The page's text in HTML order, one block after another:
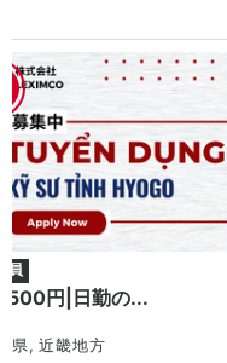
円|日勤の...
,近畿地方